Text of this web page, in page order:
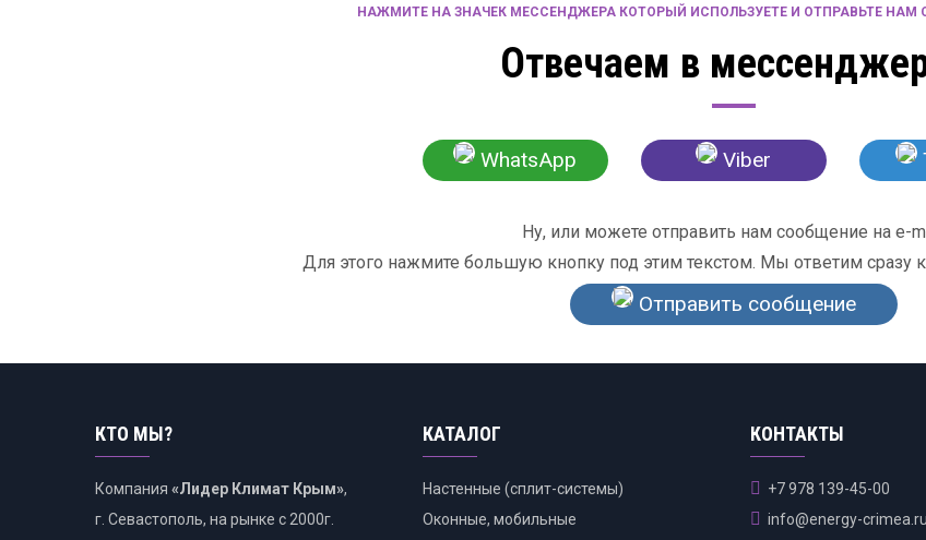
НАЖМИТЕ НА ЗНАЧЕК МЕССЕНДЖЕРА КОТОРЫЙ ИСПОЛЬЗУЕТЕ И ОТПРАВЬТЕ НАМ
Отвечаем в
WhatsApp Viber
Ну, или можете отправить нам сообщение на e-
Для этого нажмите большую кнопку под этим текстом. Мы ответим сразу
Отправить сообщение
КТО МЫ?
Компания «Лидер Климат Крым»,
г. Севастополь, на рынке с 2000г.
КАТАЛОГ
Настенные (сплит-системы)
Оконные, мобильные
КОНТАКТЫ
+7 978 139-45-00
info@energy-crimea.ru